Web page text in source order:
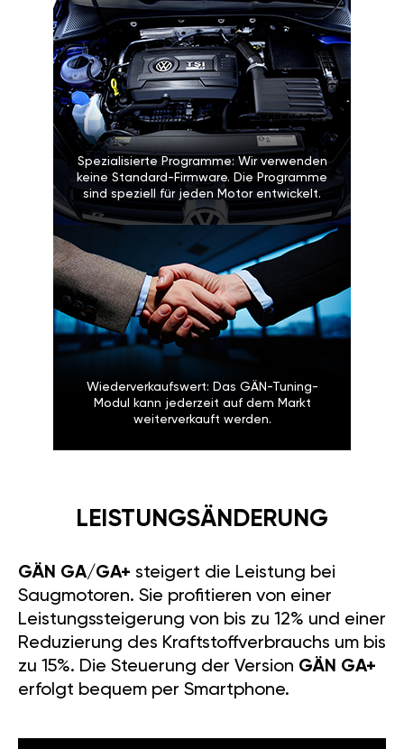
Spezialisierte Programme: Wir verwenden
keine Standard-Firmware. Die Programme
sind speziell für jeden Motor entwickelt.
Wiederverkaufswert: Das GÄN-Tuning-
Modul kann jederzeit auf dem Markt
weiterverkauft werden.
LEISTUNGSÄNDERUNG
GÄN GA/GA+ steigert die Leistung bei
Saugmotoren. Sie profitieren von einer
Leistungssteigerung von bis zu 12% und einer
Reduzierung des Kraftstoffverbrauchs um bis
zu 15%. Die Steuerung der Version GÄN GA+
erfolgt bequem per Smartphone.